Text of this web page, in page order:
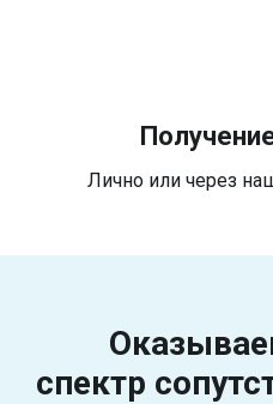
Лично или через
спектр